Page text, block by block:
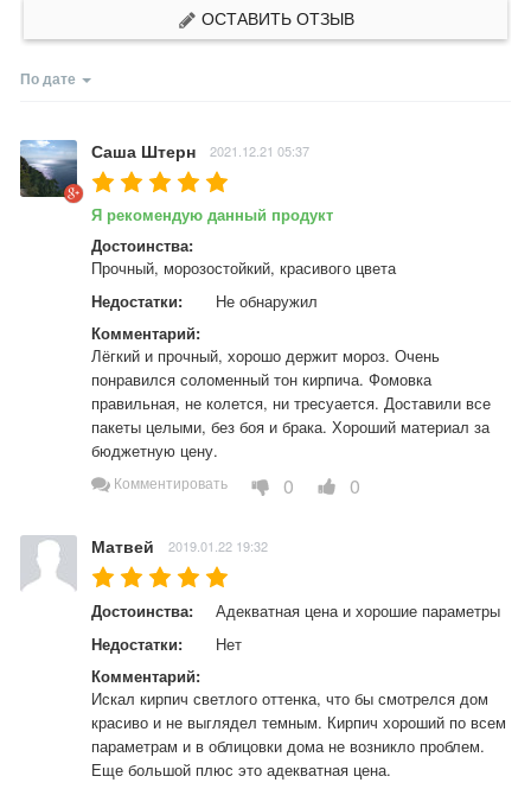
ОСТАВИТЬ ОТЗЫВ
По дате
Саша Штерн 2021.12.21 05:37
Я рекомендую данный продукт
Достоинства:
Прочный, морозостойкий, красивого цвета
Недостатки:
Не обнаружил
Комментарий:
Лёгкий и прочный, хорошо держит мороз. Очень
понравился соломенный тон кирпича. Фомовка
правильная, не колется, ни тресуается. Доставили все
пакеты целыми, без боя и брака. Хороший материал за
бюджетную цену.
Комментировать 0 0
Матвей 2019.01.22 19:32
Достоинства:
Адекватная цена и хорошие параметры
Недостатки:
Нет
Комментарий:
Искал кирпич светлого оттенка, что бы смотрелся дом
красиво и не выглядел темным. Кирпич хороший по всем
параметрам и в облицовки дома не возникло проблем.
Еще большой плюс это адекватная цена.